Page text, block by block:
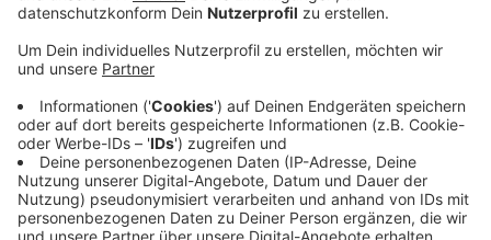
Veröffentlicht:Freitag, 22.07.2022 05:47
Anzeige
Zum Beispiel bei der Firma Smurfit Kappa in Zülpich.
Aktuell versuche man Kohlebriketts zu bekommen und
die anstelle von Gas zu verbrennen, sagte ein Sprecher
auf Radio Euskirchen Anfrage.Dadurch könnte man bis